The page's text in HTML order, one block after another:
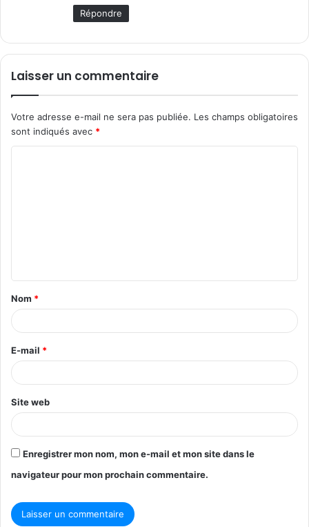
Répondre
Laisser un commentaire
Votre adresse e-mail ne sera pas publiée. Les champs obligatoires
sont indiqués avec *
t
a
i
e
*
Nom *
E-mail *
Site web
Enregistrer mon nom, mon e-mail et mon site dans le
navigateur pour mon prochain commentaire.